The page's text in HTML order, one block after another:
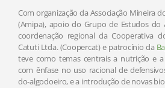
Com organização da Associação Mineira
(Amipa), apoio do Grupo de Estudos do
coordenação regional da Cooperativa
Catuti Ltda. (Coopercat) e patrocínio da
teve como temas centrais a nutrição e
com ênfase no uso racional de
do-algodoeiro, e a introdução de novas